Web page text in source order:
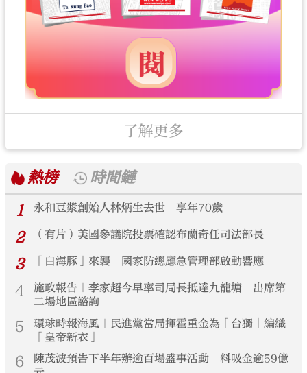
了解更多
熱榜
時間鏈
1
永和豆漿創始人林炳生去世 享年70歲
2 （有片）美國參議院投票確認布蘭奇任司法部長
3 「白海豚」來襲 國家防總應急管理部啟動響應
4
施政報告｜李家超今早率司局長抵達九龍塘 出席第
二場地區諮詢
5
環球時報海風｜民進黨當局揮霍重金為「台獨」編織
「皇帝新衣」
6
陳茂波預告下半年辦逾百場盛事活動 料吸金逾59億